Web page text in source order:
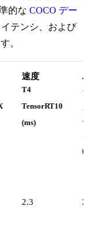
的な COCO デー
テンシ、および
。
速度
T4
TensorRT10
(ms)
2.3